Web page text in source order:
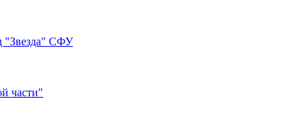
"Звезда" СФУ
части"